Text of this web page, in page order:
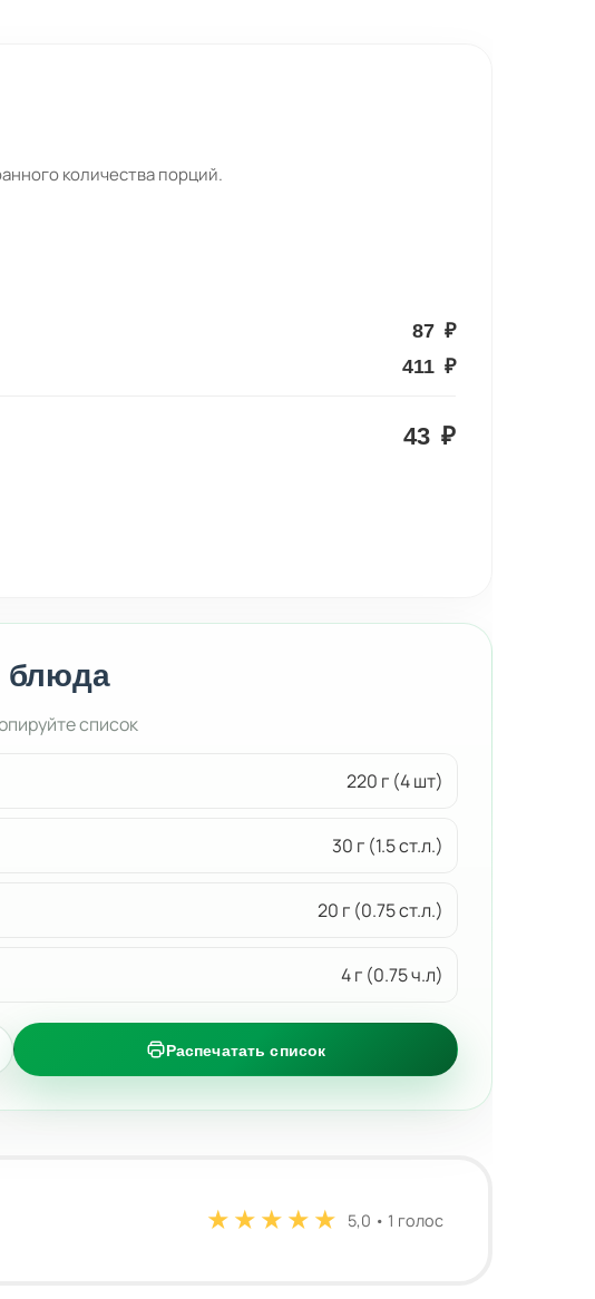
количества порций.
87 ₽
411 ₽
43 ₽
блюда
список
220 г (4 шт)
30 г (1.5 ст.л.)
20 г (0.75 ст.л.)
4 г (0.75 ч.л)
Распечатать список
★ ★ ★ ★ ★ 5,0 • 1 голос